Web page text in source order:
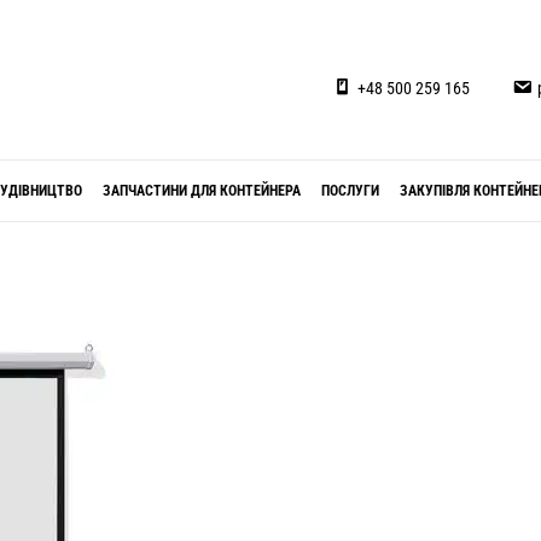
ЗАПЧАСТИНИ ДЛЯ КОНТЕЙНЕРА ПОСЛУГИ ЗАКУПІВЛЯ
+48 500 259 165